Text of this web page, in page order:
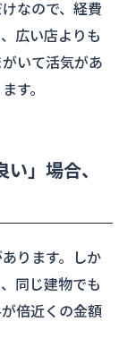
なので、経費
広い店よりも
いて活気があ
す。
」場合、
ります。しか
同じ建物でも
倍近くの金額